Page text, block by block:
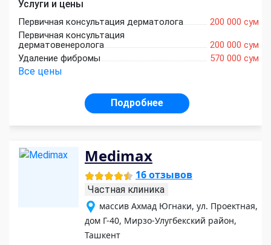
Услуги и цены
Первичная консультация дерматолога
200 000 сум
Первичная консультация
дерматовенеролога
200 000 сум
Удаление фибромы
570 000 сум
Все цены
Подробнее
Medimax
16 отзывов
Частная клиника
массив Ахмад Югнаки, ул. Проектная,
дом Г-40, Мирзо-Улугбекский район,
Ташкент